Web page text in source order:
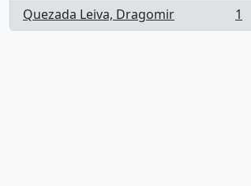
Quezada Leiva, Dragomir
, 1 resultados 1